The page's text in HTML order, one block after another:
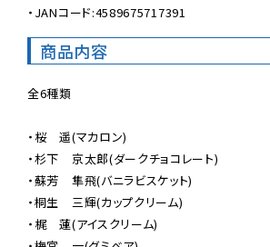
・JANコード:4589675717391
商品内容
全6種類
・桜　遥(マカロン)
・杉下　京太郎(ダークチョコレート)
・蘇芳　隼飛(バニラビスケット)
・桐生　三輝(カップクリーム)
・梶　蓮(アイスクリーム)